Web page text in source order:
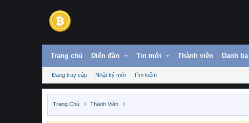
Trang chủ Diễn đàn Tin mới Thành viên Danh bạ
Đang truy cập Nhật ký mới Tìm kiếm
Trang Chủ Thành Viên